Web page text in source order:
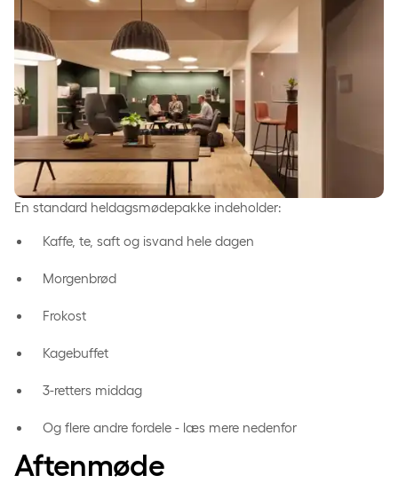
En standard heldagsmødepakke indeholder:
Kaffe, te, saft og isvand hele dagen
Morgenbrød
Frokost
Kagebuffet
3-retters middag
Og flere andre fordele - læs mere nedenfor
Aftenmøde